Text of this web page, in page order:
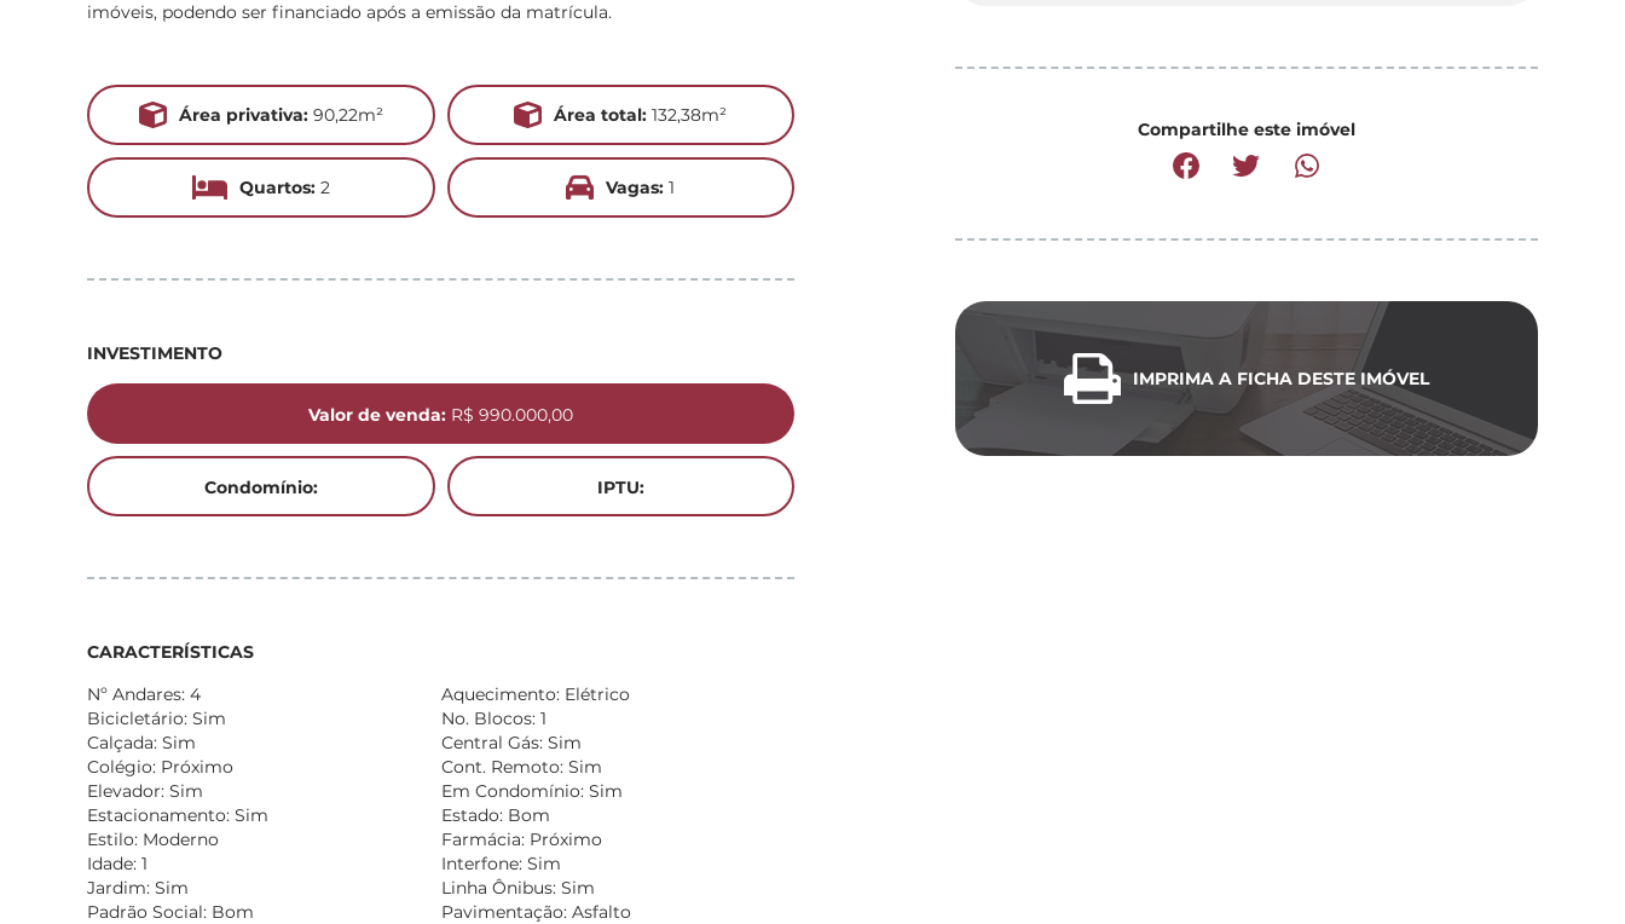
imóveis, podendo ser financiado após a emissão da matrícula.
Área privativa:90,22m² Área total: 132,38m²
Quartos:2 Vagas: 1
INVESTIMENTO
Valor de venda: R$ 990.000,00
Condomínio: IPTU:
CARACTERÍSTICAS
Nº Andares: 4
Aquecimento: Elétrico
Bicicletário: Sim
No. Blocos: 1
Calçada: Sim
Central Gás: Sim
Colégio: Próximo
Cont. Remoto: Sim
Elevador: Sim
Em Condomínio: Sim
Estacionamento: Sim
Estado: Bom
Estilo: Moderno
Farmácia: Próximo
Idade: 1
Interfone: Sim
Jardim: Sim
Linha Ônibus: Sim
Padrão Social: Bom
Pavimentação: Asfalto
Compartilhe este imóvel
IMPRIMA A FICHA DESTE IMÓVEL